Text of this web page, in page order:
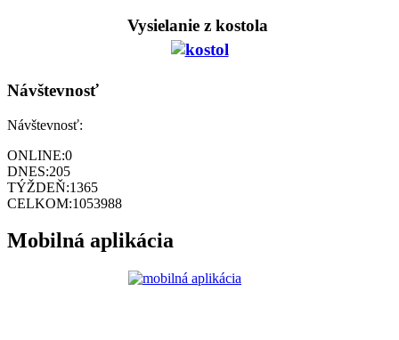
Vysielanie z kostola
Návštevnosť
Návštevnosť:
ONLINE:0
DNES:205
TÝŽDEŇ:1365
CELKOM:1053988
Mobilná aplikácia